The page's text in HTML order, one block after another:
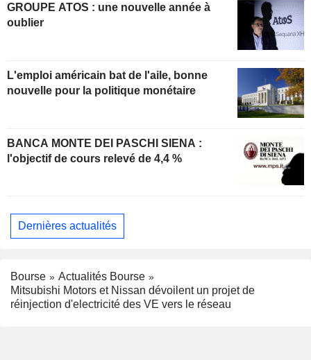
GROUPE ATOS : une nouvelle année à
oublier
L'emploi américain bat de l'aile, bonne
nouvelle pour la politique monétaire
BANCA MONTE DEI PASCHI SIENA :
l'objectif de cours relevé de 4,4 %
Dernières actualités
Bourse
Actualités Bourse
Mitsubishi Motors et Nissan dévoilent un projet de
réinjection d'electricité des VE vers le réseau